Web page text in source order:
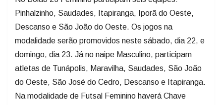
Pinhalzinho, Saudades, Itapiranga, Iporã do Oeste,
Descanso e São João do Oeste. Os jogos na
modalidade serão promovidos neste sábado, dia 22, e
domingo, dia 23. Já no naipe Masculino, participam
atletas de Tunápolis, Maravilha, Saudades, São João
do Oeste, São José do Cedro, Descanso e Itapiranga.
Na modalidade de Futsal Feminino haverá Chave